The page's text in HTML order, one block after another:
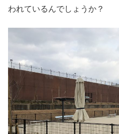
われているんでしょうか？